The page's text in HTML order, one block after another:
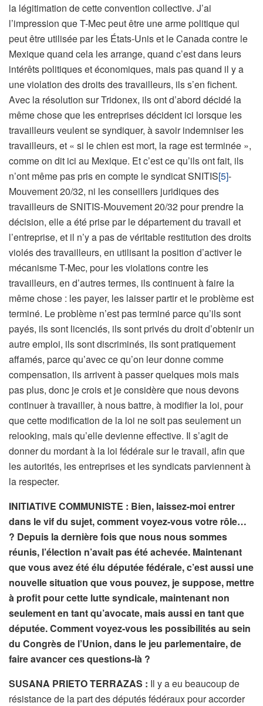
la légitimation de cette convention collective. J’ai
l’impression que T-Mec peut être une arme politique qui
peut être utilisée par les États-Unis et le Canada contre le
Mexique quand cela les arrange, quand c’est dans leurs
intérêts politiques et économiques, mais pas quand il y a
une violation des droits des travailleurs, ils s’en fichent.
Avec la résolution sur Tridonex, ils ont d’abord décidé la
même chose que les entreprises décident ici lorsque les
travailleurs veulent se syndiquer, à savoir indemniser les
travailleurs, et « si le chien est mort, la rage est terminée »,
comme on dit ici au Mexique. Et c’est ce qu’ils ont fait, ils
n’ont même pas pris en compte le syndicat SNITIS[5]-
Mouvement 20/32, ni les conseillers juridiques des
travailleurs de SNITIS-Mouvement 20/32 pour prendre la
décision, elle a été prise par le département du travail et
l’entreprise, et il n’y a pas de véritable restitution des droits
violés des travailleurs, en utilisant la position d’activer le
mécanisme T-Mec, pour les violations contre les
travailleurs, en d’autres termes, ils continuent à faire la
même chose : les payer, les laisser partir et le problème est
terminé. Le problème n’est pas terminé parce qu’ils sont
payés, ils sont licenciés, ils sont privés du droit d’obtenir un
autre emploi, ils sont discriminés, ils sont pratiquement
affamés, parce qu’avec ce qu’on leur donne comme
compensation, ils arrivent à passer quelques mois mais
pas plus, donc je crois et je considère que nous devons
continuer à travailler, à nous battre, à modifier la loi, pour
que cette modification de la loi ne soit pas seulement un
relooking, mais qu’elle devienne effective. Il s’agit de
donner du mordant à la loi fédérale sur le travail, afin que
les autorités, les entreprises et les syndicats parviennent à
la respecter.
INITIATIVE COMMUNISTE : Bien, laissez-moi entrer
dans le vif du sujet, comment voyez-vous votre rôle…
? Depuis la dernière fois que nous nous sommes
réunis, l’élection n’avait pas été achevée. Maintenant
que vous avez été élu députée fédérale, c’est aussi une
nouvelle situation que vous pouvez, je suppose, mettre
à profit pour cette lutte syndicale, maintenant non
seulement en tant qu’avocate, mais aussi en tant que
députée. Comment voyez-vous les possibilités au sein
du Congrès de l’Union, dans le jeu parlementaire, de
faire avancer ces questions-là ?
SUSANA PRIETO TERRAZAS : Il y a eu beaucoup de
résistance de la part des députés fédéraux pour accorder